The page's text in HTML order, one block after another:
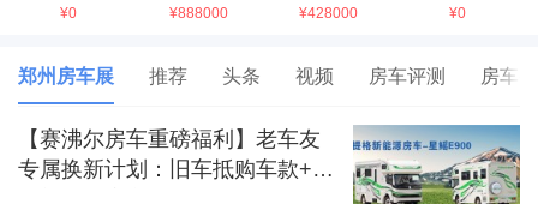
¥0 ¥888000 ¥428000 ¥0
郑州房车展 推荐 头条 视频 房车评测 房车
【赛沸尔房车重磅福利】老车友
专属换新计划：旧车抵购车款+额